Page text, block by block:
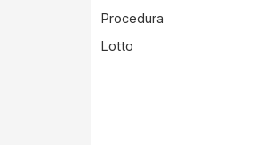
Procedura
Lotto